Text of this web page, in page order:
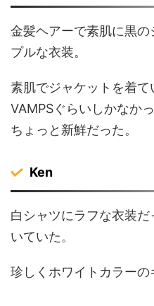
金髪ヘアーで素肌に黒
プルな衣装。
素肌でジャケットを着
VAMPSぐらいしかなか
ちょっと新鮮だった。
Ken
白シャツにラフな衣装
いていた。
珍しくホワイトカラーの